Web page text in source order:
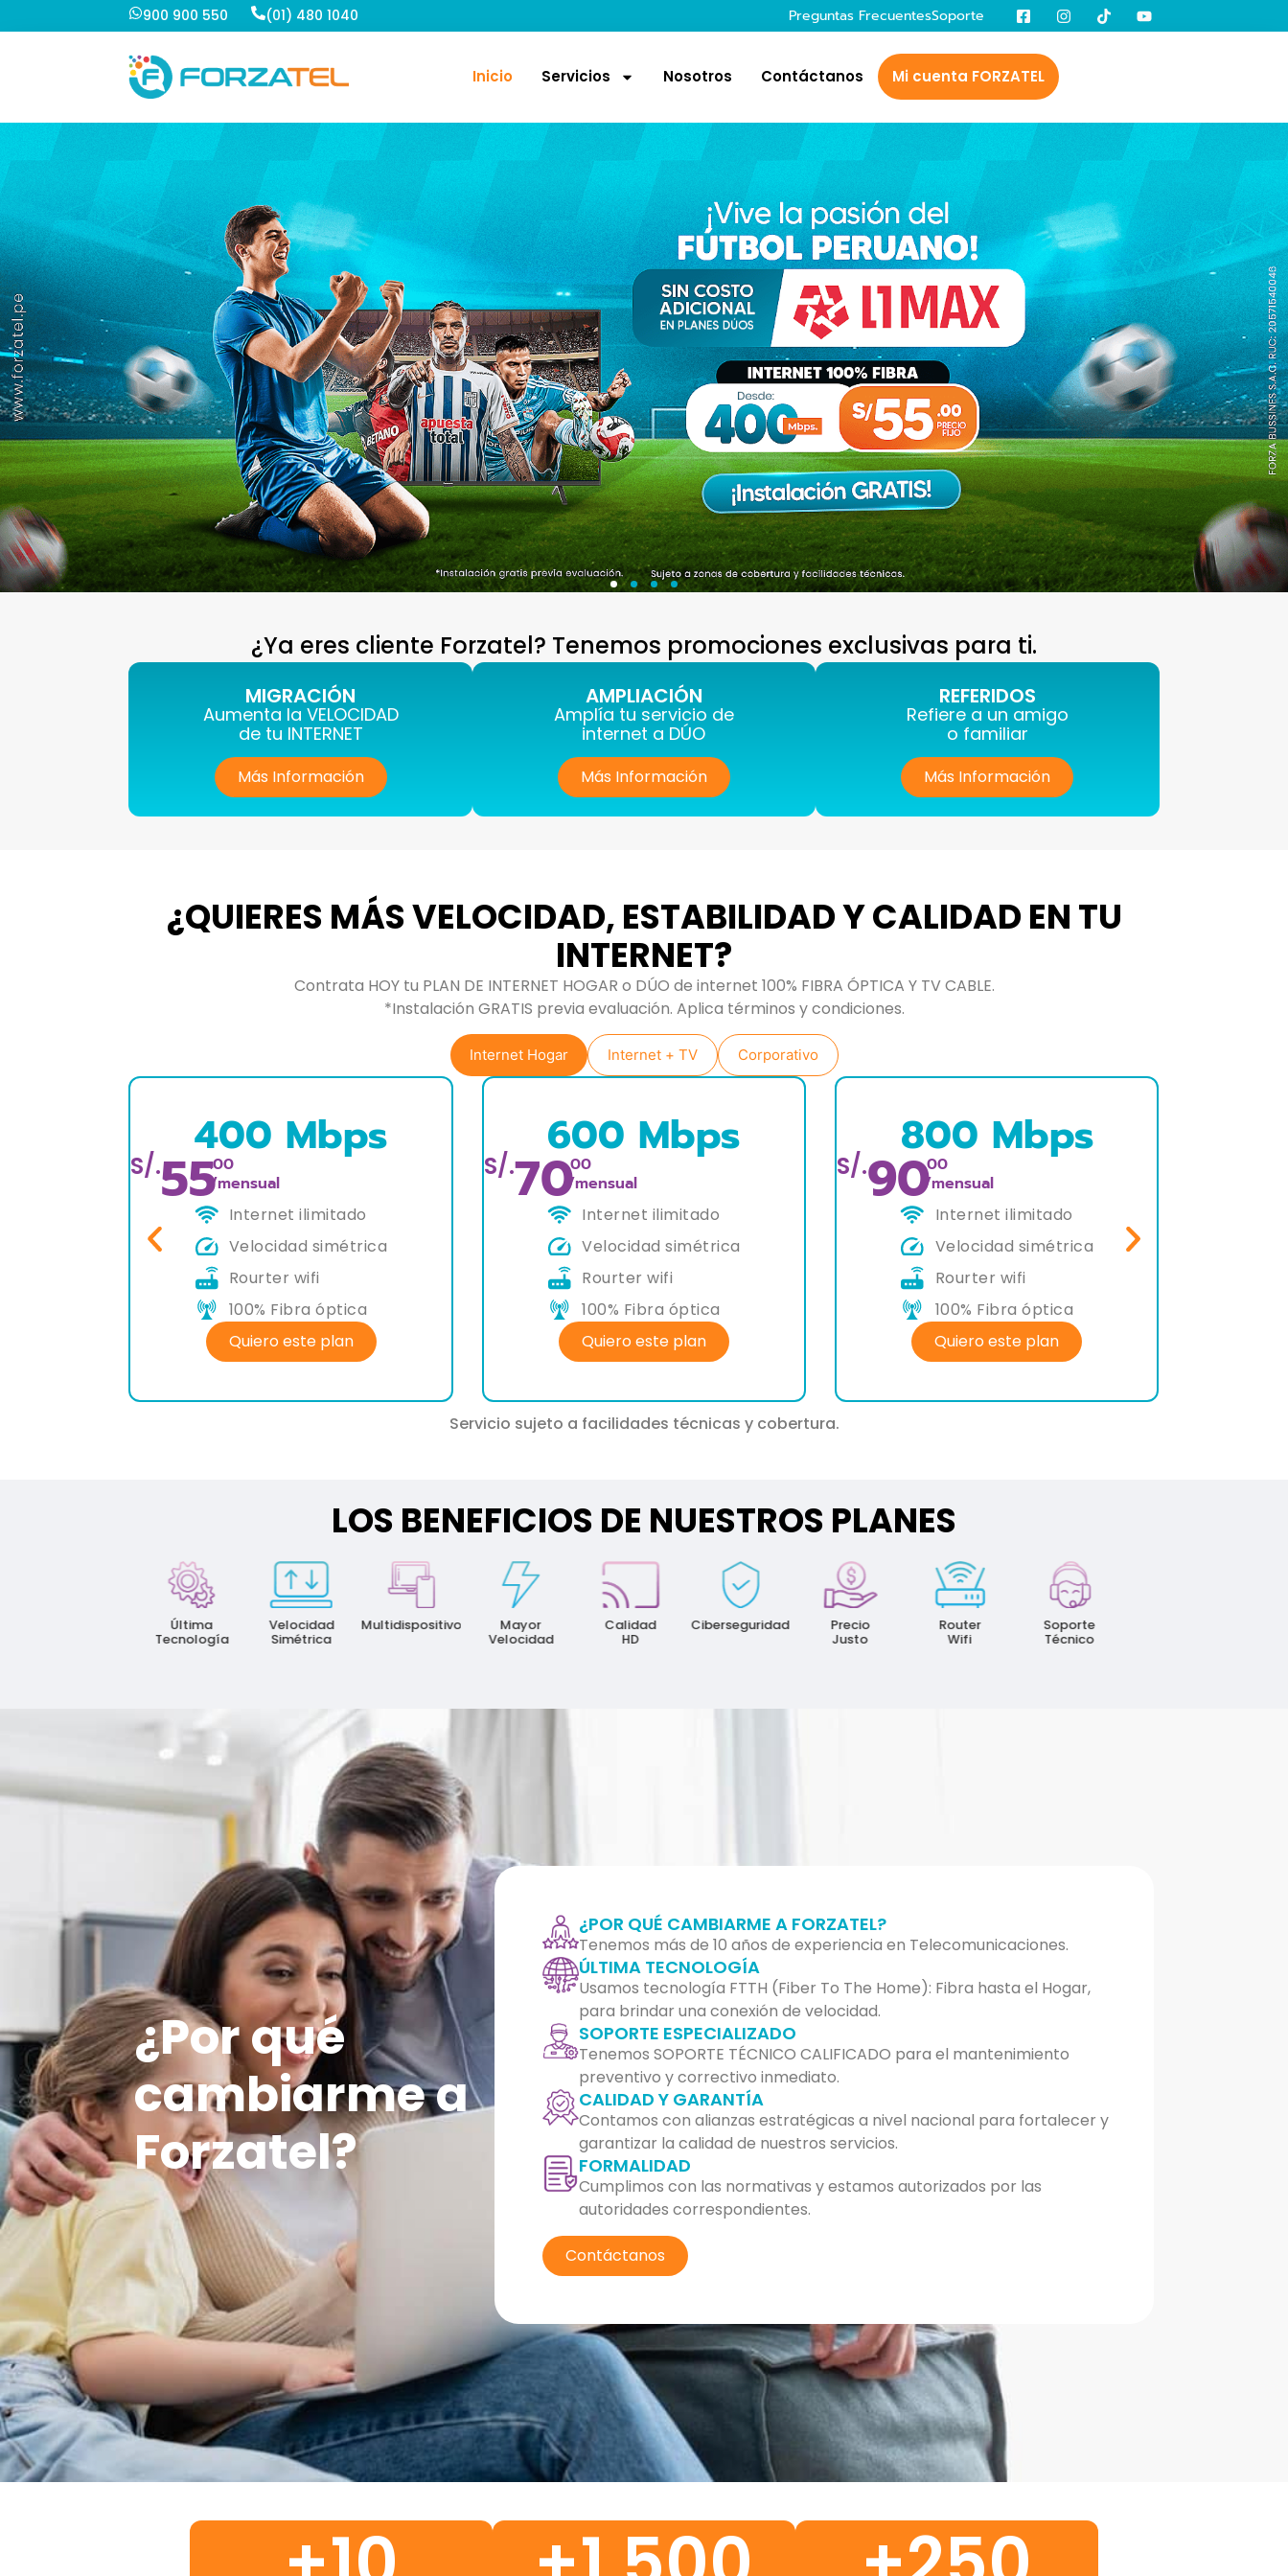
900 900 550 (01) 480 1040 Preguntas FrecuentesSoporte
Inicio Servicios Nosotros Contáctanos Mi cuenta FORZATEL
¿Ya eres cliente Forzatel? Tenemos promociones exclusivas para ti.
MIGRACIÓN
Aumenta la VELOCIDAD
de tu INTERNET
Más Información
AMPLIACIÓN
Amplía tu servicio de
internet a DÚO
Más Información
REFERIDOS
Refiere a un amigo
o familiar
Más Información
¿QUIERES MÁS VELOCIDAD, ESTABILIDAD Y CALIDAD EN TU
INTERNET?
Contrata HOY tu PLAN DE INTERNET HOGAR o DÚO de internet 100% FIBRA ÓPTICA Y TV CABLE.
*Instalación GRATIS previa evaluación. Aplica términos y condiciones.
Internet Hogar Internet + TV Corporativo
600 Mbps
S/.70
Internet ilimitado
Velocidad simétrica
Rourter wifi
100% Fibra óptica
Quiero este plan
800 Mbps
S/.90
Internet ilimitado
Velocidad simétrica
Rourter wifi
100% Fibra óptica
Quiero este plan
400 Mbps
S/.55/mensual
Internet ilimitado
Velocidad simétrica
Rourter wifi
100% Fibra óptica
Quiero este plan
Servicio sujeto a facilidades técnicas y cobertura.
LOS BENEFICIOS DE NUESTROS PLANES
Última
Tecnología
Velocidad
Simétrica
Multidispositivo Mayor
Velocidad
Calidad Ciberseguridad Router Soporte
Técnico
¿Por qué
cambiarme a
Forzatel?
¿POR QUÉ CAMBIARME A FORZATEL?
Tenemos más de 10 años de experiencia en Telecomunicaciones.
ÚLTIMA TECNOLOGÍA
Usamos tecnología FTTH (Fiber To The Home): Fibra hasta el Hogar,
para brindar una conexión de velocidad.
SOPORTE ESPECIALIZADO
Tenemos SOPORTE TÉCNICO CALIFICADO para el mantenimiento
preventivo y correctivo inmediato.
CALIDAD Y GARANTÍA
Contamos con alianzas estratégicas a nivel nacional para fortalecer y
garantizar la calidad de nuestros servicios.
FORMALIDAD
Cumplimos con las normativas y estamos autorizados por las
autoridades correspondientes.
Contáctanos